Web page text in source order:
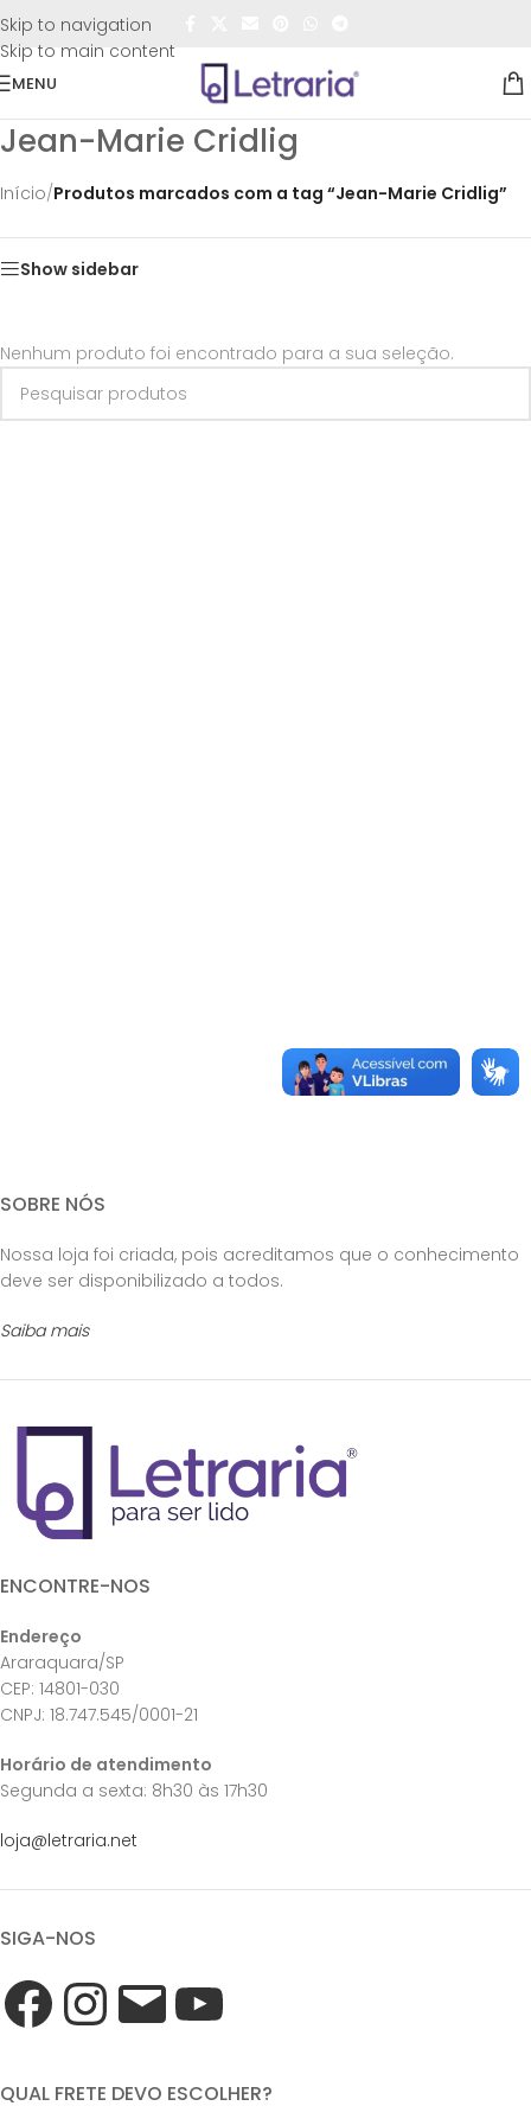
Skip to navigation
Skip to main content
FRETE GRÁTIS
MENU
Jean-Marie Cridlig
Início/Produtos marcados com a tag “Jean-Marie Cridlig”
Show sidebar
Nenhum produto foi encontrado para a sua seleção.
SOBRE NÓS
Nossa loja foi criada, pois acreditamos que o conhecimento
deve ser disponibilizado a todos.
Saiba mais
ENCONTRE-NOS
Endereço
Araraquara/SP
CEP: 14801-030
CNPJ: 18.747.545/0001-21
Horário de atendimento
Segunda a sexta: 8h30 às 17h30
loja@letraria.net
SIGA-NOS
QUAL FRETE DEVO ESCOLHER?